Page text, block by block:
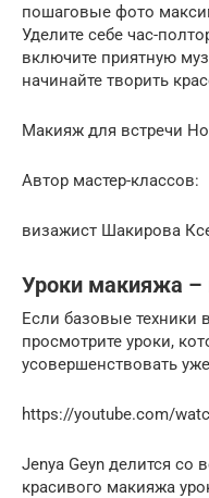
пошаговые фото
Уделите себе час-
включите приятную
начинайте творить
Макияж для встречи
Автор мастер-классов:
визажист Шакирова
Уроки макияжа –
Если базовые техники
просмотрите уроки,
усовершенствовать
https://youtube.com/
Jenya Geyn делится
красивого макияжа